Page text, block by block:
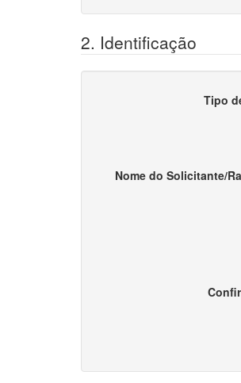
2. Identificação
Tipo
Nome do Solicitante/